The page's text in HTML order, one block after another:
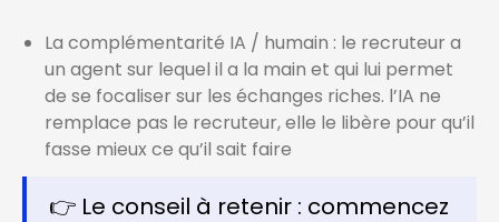
La complémentarité IA / humain : le recruteur a
un agent sur lequel il a la main et qui lui permet
de se focaliser sur les échanges riches. l’IA ne
remplace pas le recruteur, elle le libère pour qu’il
fasse mieux ce qu’il sait faire
👉 Le conseil à retenir : commencez